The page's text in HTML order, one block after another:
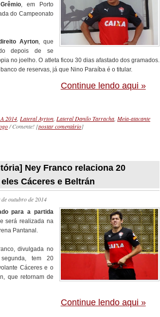
, em Porto
do Campeonato
Ayrton , que
depois de se
no joelho. O atleta ficou 30 dias afastado dos gramados.
de reservas, já que Nino Paraíba é o titular.
Continue lendo aqui »
2014 Lateral Ayrton Lateral Danilo Tarracha Meia-atacante
/ Comente! [postar comentário]
Ney Franco relaciona 20
Cáceres e Beltrán
outubro de 2014
para a partida
será realizada na
Pantanal.
divulgada no
tem 20
Cáceres e o
que retornam de
Continue lendo aqui »